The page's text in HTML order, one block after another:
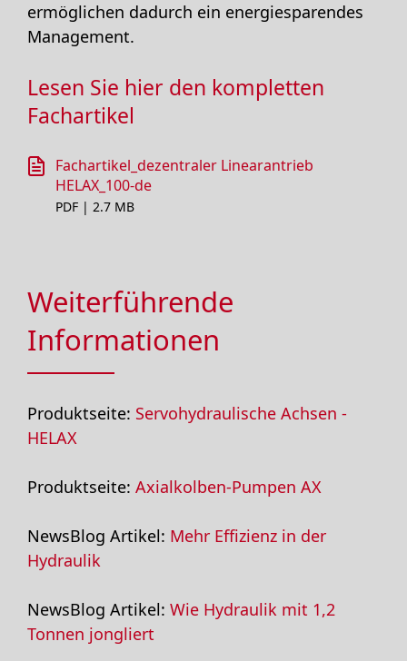
ermöglichen dadurch ein energiesparendes
Management.
Lesen Sie hier den kompletten
Fachartikel
Fachartikel_dezentraler Linearantrieb
HELAX_100-de
PDF | 2.7 MB
Weiterführende
Informationen
Produktseite: Servohydraulische Achsen -
HELAX
Produktseite: Axialkolben-Pumpen AX
NewsBlog Artikel: Mehr Effizienz in der
Hydraulik
NewsBlog Artikel: Wie Hydraulik mit 1,2
Tonnen jongliert